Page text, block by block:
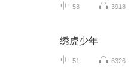
53 3918
绣虎少年
51 6326